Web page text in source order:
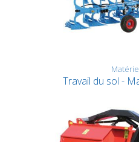
Travail du sol -